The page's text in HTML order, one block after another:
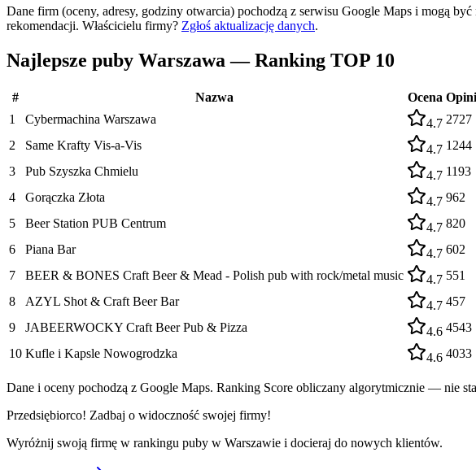
Dane firm (oceny, adresy, godziny otwarcia) pochodzą z serwisu Google Maps i mogą
rekomendacji. Właścicielu firmy? Zgłoś aktualizację danych.
Najlepsze puby Warszawa — Ranking TOP 10
# Nazwa Ocena
1
Cybermachina Warszawa 4.7 2727
2 Same Krafty Vis-a-Vis 4.7 1244
3 Pub Szyszka Chmielu 4.7 1193
4 Gorączka Złota 4.7 962
5 Beer Station PUB Centrum 4.7 820
6 Piana Bar 4.7 602
7 BEER & BONES Craft Beer & Mead - Polish pub with rock/metal music 4.7 551
8 AZYL Shot & Craft Beer Bar 4.7 457
9 JABEERWOCKY Craft Beer Pub & Pizza 4.6 4543
10 Kufle i Kapsle Nowogrodzka 4.6 4033
Dane i oceny pochodzą z Google Maps. Ranking Score obliczany algorytmicznie — nie
Przedsiębiorco! Zadbaj o widoczność swojej firmy!
Wyróżnij swoją firmę w rankingu puby w Warszawie i docieraj do nowych klientów.